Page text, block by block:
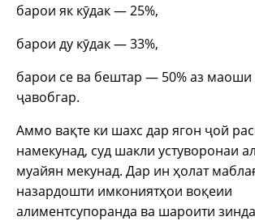
барои як кӯдак — 25%,
барои ду кӯдак — 33%,
барои се ва бештар — 50% аз
ҷавобгар.
Аммо вақте ки шахс дар ягон ҷой
намекунад, суд шакли устуворонаи
муайян мекунад. Дар ин ҳолат
назардошти имкониятҳои воқеии
алиментсупоранда ва шароити